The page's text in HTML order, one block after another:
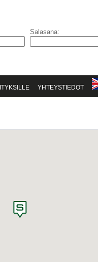
Salasana:
YHTEYSTIEDOT